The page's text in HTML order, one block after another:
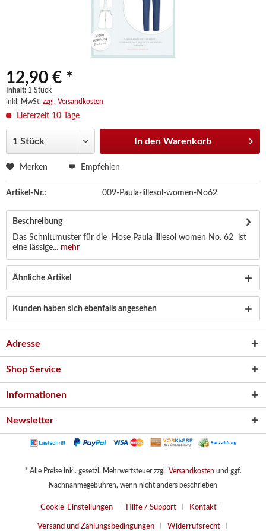
12,90 € *
Inhalt: 1 Stück
inkl. MwSt. zzgl. Versandkosten
Lieferzeit 10 Tage
In den Warenkorb
Merken Empfehlen
Artikel-Nr.: 009-Paula-lillesol-women-No62
Beschreibung
Das Schnittmuster für die Hose Paula lillesol women No. 62 ist
eine lässige... mehr
Ähnliche Artikel
Kunden haben sich ebenfalls angesehen
Adresse
Shop Service
Informationen
Newsletter
* Alle Preise inkl. gesetzl. Mehrwertsteuer zzgl. Versandkosten und ggf.
Nachnahmegebühren, wenn nicht anders beschrieben
Cookie-Einstellungen Hilfe / Support Kontakt
Versand und Zahlungsbedingungen Widerrufsrecht